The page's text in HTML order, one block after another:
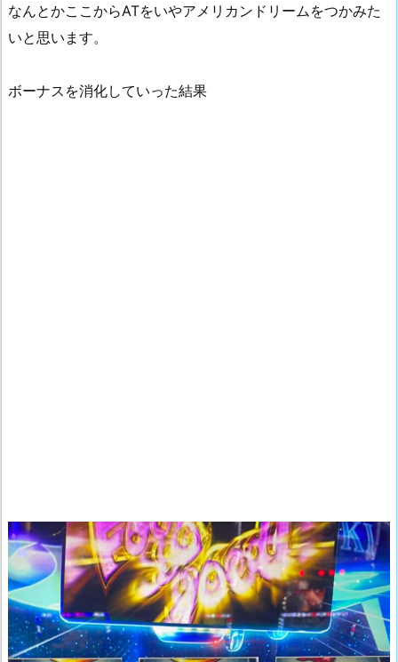
なんとかここからATをいやアメリカンドリームをつかみた
いと思います。
ボーナスを消化していった結果